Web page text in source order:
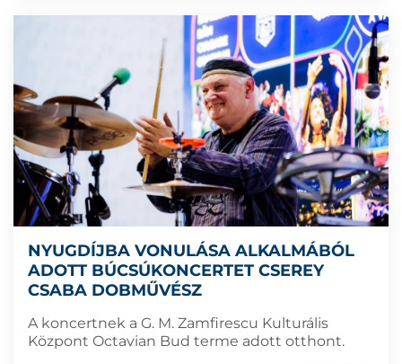
NYUGDÍJBA VONULÁSA ALKALMÁBÓL
ADOTT BÚCSÚKONCERTET CSEREY
CSABA DOBMŰVÉSZ
A koncertnek a G. M. Zamfirescu Kulturális
Központ Octavian Bud terme adott otthont.